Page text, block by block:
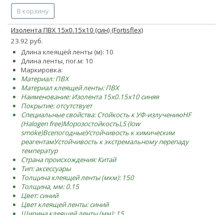
В корзину
Изолента ПВХ 15х0.15х10 (син) (Fortisflex)
23.92 руб.
Длина клеящей ленты (м): 10
Длина ленты, пог.м: 10
Маркировка:
Материал: ПВХ
Материал клеящей ленты: ПВХ
Наименование: Изолента 15х0.15х10 синяя
Покрытие: отсутствует
Специальные свойства:Стойкость к УФ-излучениюHF
(Halogen free)МорозостойкостьLS (low
smoke)ВсепогодныеУстойчивость к химическим
реагентамУстойчивость к экстремальному перепаду
температур
Страна происхождения: Китай
Тип: аксессуары
Толщина клеящей ленты (мкм): 150
Толщина, мм: 0.15
Цвет: синий
Цвет клеящей ленты: синий